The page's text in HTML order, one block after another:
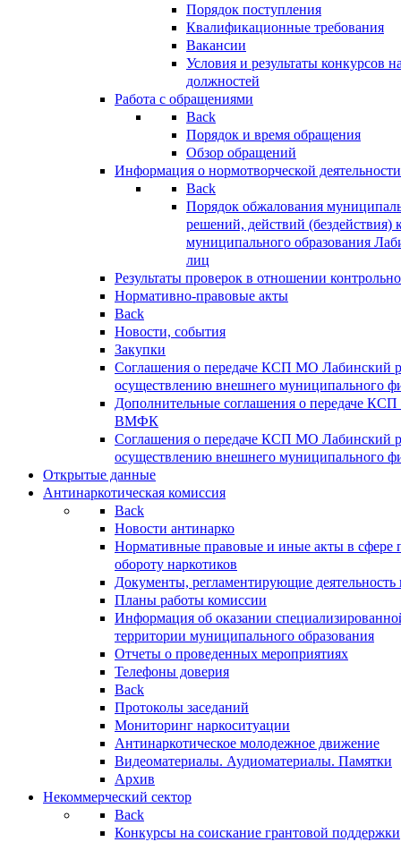
Порядок поступления
Квалификационные требования
Вакансии
Условия и результаты конкурсов
должностей
Работа с обращениями
Back
Порядок и время обращения
Обзор обращений
Информация о нормотворческой деятельности
Back
Порядок обжалования
решений, действий (бездействия)
муниципального образования
лиц
Результаты проверок в отношении
Нормативно-правовые акты
Back
Новости, события
Закупки
Соглашения о передаче КСП МО Лабинский
осуществлению внешнего муниципального
Дополнительные соглашения о передаче
ВМФК
Соглашения о передаче КСП МО Лабинский
осуществлению внешнего муниципального
Открытые данные
Антинаркотическая комиссия
Back
Новости антинарко
Нормативные правовые и иные акты в сфере
обороту наркотиков
Документы, регламентирующие деятельность
Планы работы комиссии
Информация об оказании
территории муниципального образования
Отчеты о проведенных мероприятиях
Телефоны доверия
Back
Протоколы заседаний
Мониторинг наркоситуации
Антинаркотическое молодежное движение
Видеоматериалы. Аудиоматериалы. Памятки
Архив
Некоммерческий сектор
Back
Конкурсы на соискание грантовой поддержки